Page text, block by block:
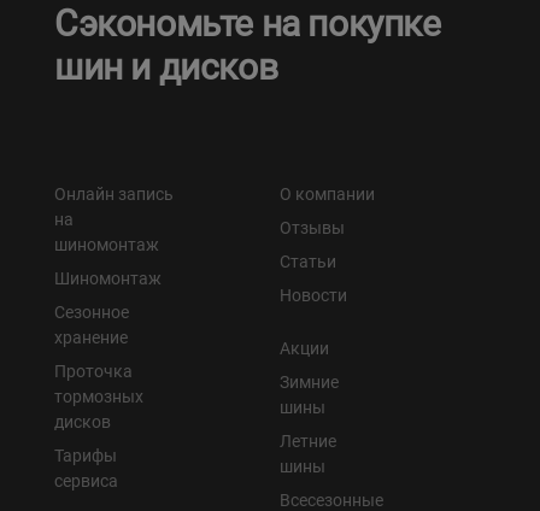
Сэкономьте на покупке
шин и дисков
Онлайн запись
на
шиномонтаж
Шиномонтаж
Сезонное
хранение
Проточка
тормозных
дисков
Тарифы
сервиса
О компании
Отзывы
Статьи
Новости
Акции
Зимние
шины
Летние
шины
Всесезонные